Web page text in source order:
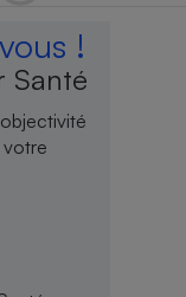
!
Santé
votre
de cuisson à
induction
Smartphone